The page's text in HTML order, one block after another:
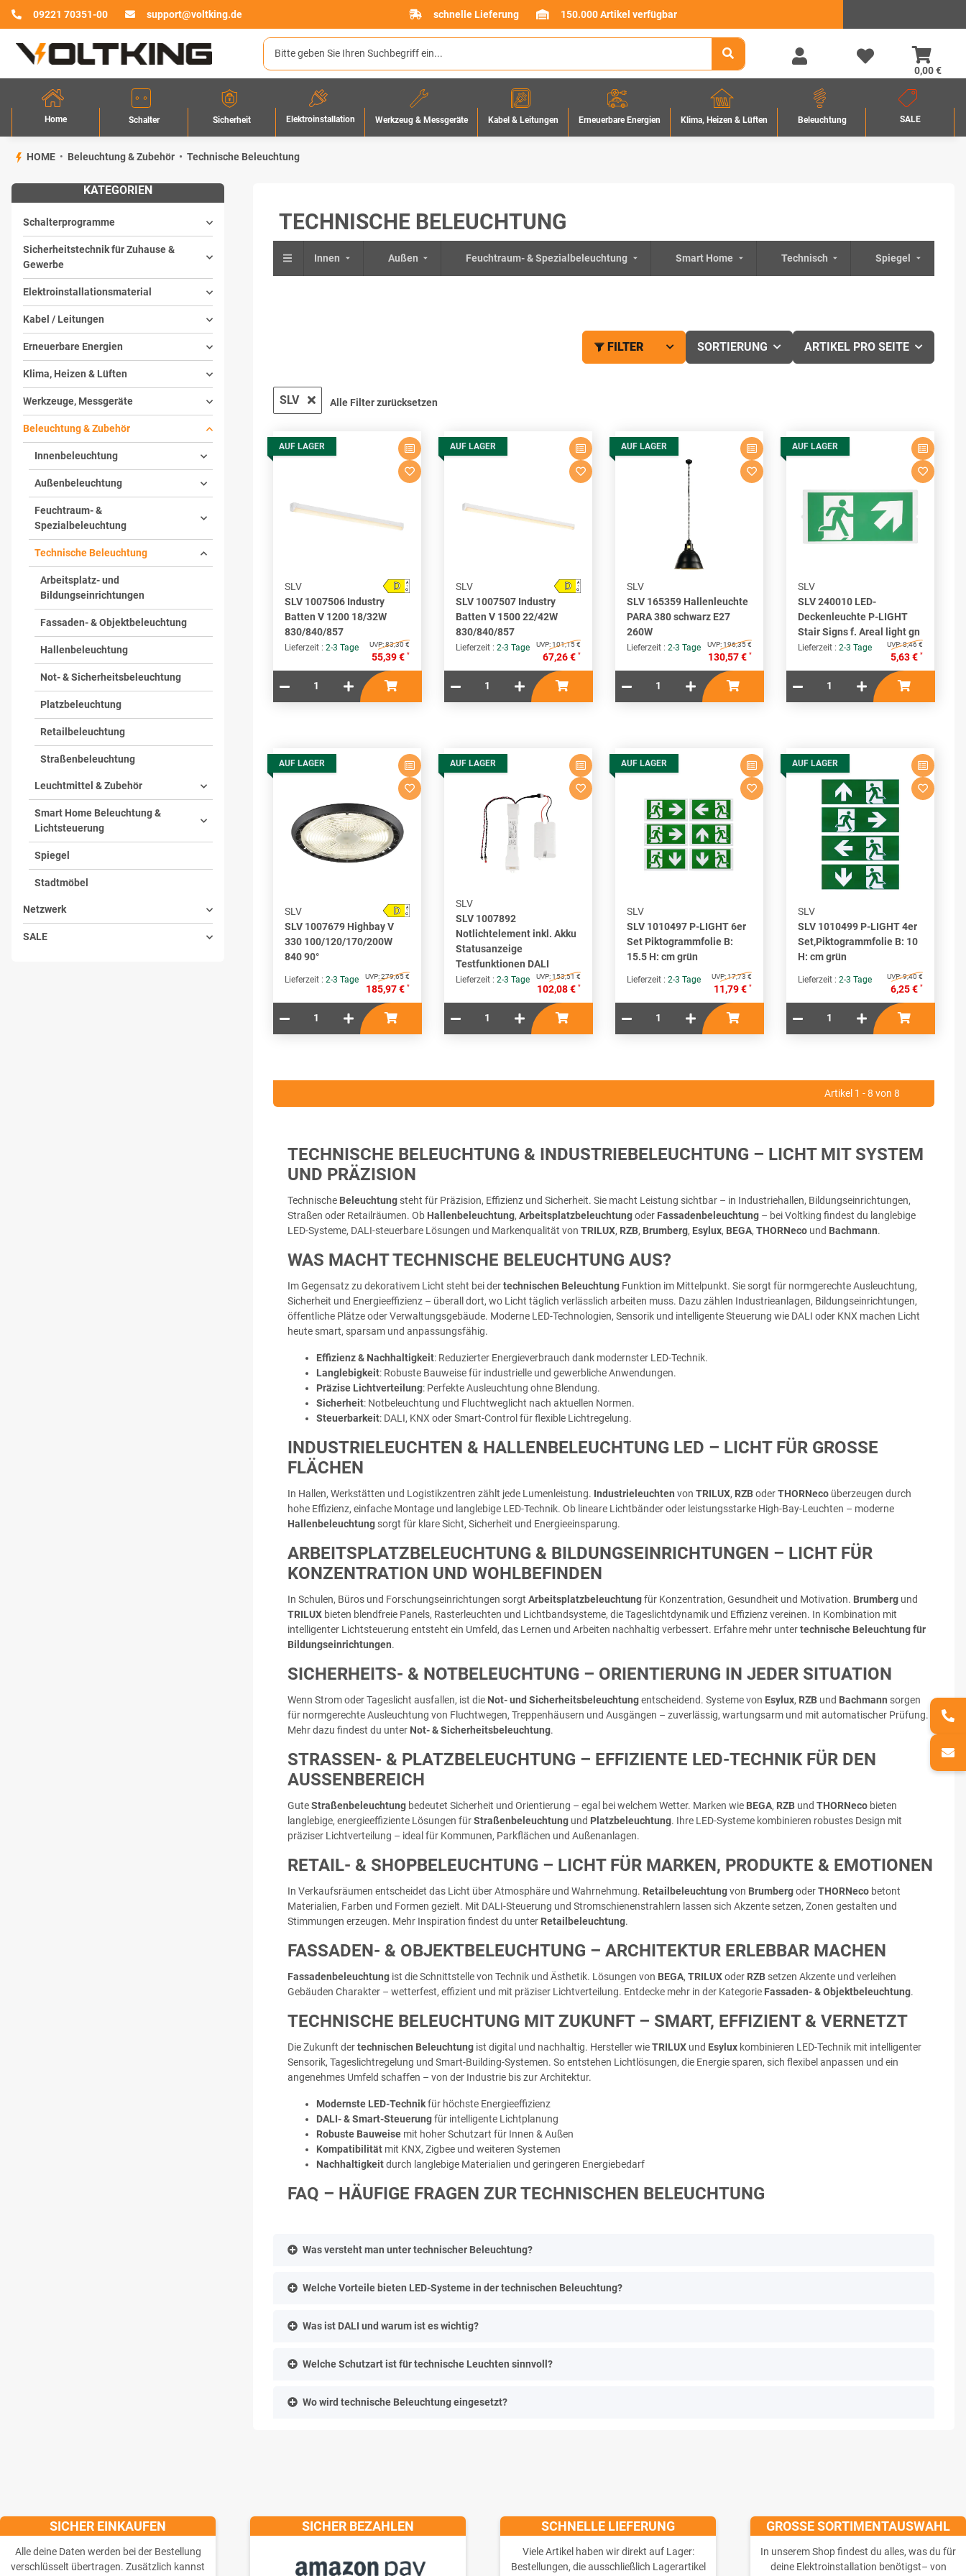
09221 70351-00 support@voltking.de schnelle Lieferung 150.000 Artikel verfügbar
0,00 €
Home Schalter Sicherheit Elektroinstallation Werkzeug & Messgeräte Kabel & Leitungen Erneuerbare Energien Klima, Heizen & Lüften Beleuchtung SALE
HOME Beleuchtung & Zubehör Technische Beleuchtung
TECHNISCHE BELEUCHTUNG
Innen Außen Feuchtraum- & Spezialbeleuchtung Smart Home Technisch Spiegel
FILTER SORTIERUNG ARTIKEL PRO SEITE
SLV Alle Filter zurücksetzen
AUF LAGER
SLV
SLV 1007506 Industry
Batten V 1200 18/32W
830/840/857
Lieferzeit : 2-3 Tage UVP:83,30 €
55,39 € *
A
↑
G
D
AUF LAGER
SLV
SLV 1007507 Industry
Batten V 1500 22/42W
830/840/857
Lieferzeit : 2-3 Tage UVP:101,15 €
67,26 € *
A
↑
G
D
AUF LAGER
SLV
SLV 165359 Hallenleuchte
PARA 380 schwarz E27
260W
Lieferzeit : 2-3 Tage UVP:196,35 €
130,57 € *
AUF LAGER
SLV
SLV 240010 LED-
Deckenleuchte P-LIGHT
Stair Signs f. Areal light gn
Lieferzeit : 2-3 Tage UVP:8,46 €
5,63 € *
AUF LAGER
SLV
SLV 1007679 Highbay V
330 100/120/170/200W
840 90°
Lieferzeit : 2-3 Tage UVP:279,65 €
185,97 € *
A
↑
G
D
AUF LAGER
SLV
SLV 1007892
Notlichtelement inkl. Akku
Statusanzeige
Testfunktionen DALI
Lieferzeit : 2-3 Tage UVP:153,51 €
102,08 € *
AUF LAGER
SLV
SLV 1010497 P-LIGHT 6er
Set Piktogrammfolie B:
15.5 H: cm grün
Lieferzeit : 2-3 Tage UVP:17,73 €
11,79 € *
AUF LAGER
SLV
SLV 1010499 P-LIGHT 4er
Set,Piktogrammfolie B: 10
H: cm grün
Lieferzeit : 2-3 Tage UVP:9,40 €
6,25 € *
Artikel 1 - 8 von 8
TECHNISCHE BELEUCHTUNG & INDUSTRIEBELEUCHTUNG – LICHT MIT SYSTEM
UND PRÄZISION
Technische Beleuchtung steht für Präzision, Effizienz und Sicherheit. Sie macht Leistung sichtbar – in Industriehallen, Bildungseinrichtungen,
Straßen oder Retailräumen. Ob Hallenbeleuchtung, Arbeitsplatzbeleuchtungoder Fassadenbeleuchtung – bei Voltking findest du langlebige
LED-Systeme, DALI-steuerbare Lösungen und Markenqualität von TRILUX, RZB, Brumberg, Esylux, BEGA, THORNeco und Bachmann.
WAS MACHT TECHNISCHE BELEUCHTUNG AUS?
Im Gegensatz zu dekorativem Licht steht bei dertechnischen Beleuchtung Funktion im Mittelpunkt. Sie sorgt für normgerechte Ausleuchtung,
Sicherheit und Energieeffizienz – überall dort, wo Licht täglich verlässlich arbeiten muss. Dazu zählen Industrieanlagen, Bildungseinrichtungen,
öffentliche Plätze oder Verwaltungsgebäude. Moderne LED-Technologien, Sensorik und intelligente Steuerung wie DALI oder KNX machen Licht
heute smart, sparsam und anpassungsfähig.
Effizienz & Nachhaltigkeit: Reduzierter Energieverbrauch dank modernster LED-Technik.
Langlebigkeit: Robuste Bauweise für industrielle und gewerbliche Anwendungen.
Präzise Lichtverteilung: Perfekte Ausleuchtung ohne Blendung.
Sicherheit: Notbeleuchtung und Fluchtweglicht nach aktuellen Normen.
Steuerbarkeit: DALI, KNX oder Smart-Control für flexible Lichtregelung.
INDUSTRIELEUCHTEN & HALLENBELEUCHTUNG LED – LICHT FÜR GROSSE F
LÄCHEN
In Hallen, Werkstätten und Logistikzentren zählt jede Lumenleistung. Industrieleuchten von TRILUX, RZBoderTHORNeco überzeugen durch
hohe Effizienz, einfache Montage und langlebige LED-Technik. Ob lineare Lichtbänder oder leistungsstarke High-Bay-Leuchten – moderne
Hallenbeleuchtung sorgt für klare Sicht, Sicherheit und Energieeinsparung.
ARBEITSPLATZBELEUCHTUNG & BILDUNGSEINRICHTUNGEN – LICHT FÜR
KONZENTRATION UND WOHLBEFINDEN
In Schulen, Büros und Forschungseinrichtungen sorgt Arbeitsplatzbeleuchtungfür Konzentration, Gesundheit und Motivation. Brumberg und
TRILUX bieten blendfreie Panels, Rasterleuchten und Lichtbandsysteme, die Tageslichtdynamik und Effizienz vereinen. In Kombination mit
intelligenter Lichtsteuerung entsteht ein Umfeld, das Lernen und Arbeiten nachhaltig verbessert. Erfahre mehr untertechnische Beleuchtung für
Bildungseinrichtungen.
SICHERHEITS- & NOTBELEUCHTUNG – ORIENTIERUNG IN JEDER SITUATION
Wenn Strom oder Tageslicht ausfallen, ist die Not- und Sicherheitsbeleuchtungentscheidend. Systeme von Esylux, RZB und Bachmann sorgen
für normgerechte Ausleuchtung von Fluchtwegen, Treppenhäusern und Ausgängen – zuverlässig, wartungsarm und mit automatischer Prüfung.
Mehr dazu findest du unter Not- & Sicherheitsbeleuchtung.
STRASSEN- & PLATZBELEUCHTUNG – EFFIZIENTE LED-TECHNIK FÜR DEN A
USSENBEREICH
GuteStraßenbeleuchtung bedeutet Sicherheit und Orientierung – egal bei welchem Wetter. Marken wie BEGA, RZB und THORNeco bieten
langlebige, energieeffiziente Lösungen fürStraßenbeleuchtung und Platzbeleuchtung. Ihre LED-Systeme kombinieren robustes Design mit
präziser Lichtverteilung – ideal für Kommunen, Parkflächen und Außenanlagen.
RETAIL- & SHOPBELEUCHTUNG – LICHT FÜR MARKEN, PRODUKTE & EMOTIONEN
In Verkaufsräumen entscheidet das Licht über Atmosphäre und Wahrnehmung. Retailbeleuchtungvon BrumbergoderTHORNeco betont
Materialien, Farben und Formen gezielt. Mit DALI-Steuerung und Stromschienenstrahlern lassen sich Akzente setzen, Zonen gestalten und
Stimmungen erzeugen. Mehr Inspiration findest du unter Retailbeleuchtung.
FASSADEN- & OBJEKTBELEUCHTUNG – ARCHITEKTUR ERLEBBAR MACHEN
Fassadenbeleuchtung ist die Schnittstelle von Technik und Ästhetik. Lösungen von BEGA, TRILUXoder RZB setzen Akzente und verleihen
Gebäuden Charakter – wetterfest, effizient und mit präziser Lichtverteilung. Entdecke mehr in der Kategorie Fassaden- & Objektbeleuchtung.
TECHNISCHE BELEUCHTUNG MIT ZUKUNFT – SMART, EFFIZIENT & VERNETZT
Die Zukunft dertechnischen Beleuchtung ist digital und nachhaltig. Hersteller wieTRILUX und Esylux kombinieren LED-Technik mit intelligenter
Sensorik, Tageslichtregelung und Smart-Building-Systemen. So entstehen Lichtlösungen, die Energie sparen, sich flexibel anpassen und ein
angenehmes Umfeld schaffen – von der Industrie bis zur Architektur.
Modernste LED-Technikfür höchste Energieeffizienz
DALI- & Smart-Steuerungfür intelligente Lichtplanung
Robuste Bauweise mit hoher Schutzart für Innen & Außen
Kompatibilität mit KNX, Zigbee und weiteren Systemen
Nachhaltigkeitdurch langlebige Materialien und geringeren Energiebedarf
FAQ – HÄUFIGE FRAGEN ZUR TECHNISCHEN BELEUCHTUNG
Was versteht man unter technischer Beleuchtung?
Welche Vorteile bieten LED-Systeme in der technischen Beleuchtung?
Was ist DALI und warum ist es wichtig?
Welche Schutzart ist für technische Leuchten sinnvoll?
Wo wird technische Beleuchtung eingesetzt?
KATEGORIEN
Schalterprogramme
Sicherheitstechnik für Zuhause &
Gewerbe
Elektroinstallationsmaterial
Kabel / Leitungen
Erneuerbare Energien
Klima, Heizen & Lüften
Werkzeuge, Messgeräte
Beleuchtung & Zubehör
Innenbeleuchtung
Außenbeleuchtung
Feuchtraum- &
Spezialbeleuchtung
Technische Beleuchtung
Arbeitsplatz- und
Bildungseinrichtungen
Fassaden- & Objektbeleuchtung
Hallenbeleuchtung
Not- & Sicherheitsbeleuchtung
Platzbeleuchtung
Retailbeleuchtung
Straßenbeleuchtung
Leuchtmittel & Zubehör
Smart Home Beleuchtung &
Lichtsteuerung
Spiegel
Stadtmöbel
Netzwerk
SALE
SICHER EINKAUFEN
Alle deine Daten werden bei der Bestellung
verschlüsselt übertragen. Zusätzlich kannst
SICHER BEZAHLEN SCHNELLE LIEFERUNG
Viele Artikel haben wir direkt auf Lager:
Bestellungen, die ausschließlich Lagerartikel
GROSSE SORTIMENTAUSWAHL
In unserem Shop findest du alles, was du für
deine Elektroinstallation benötigst– von